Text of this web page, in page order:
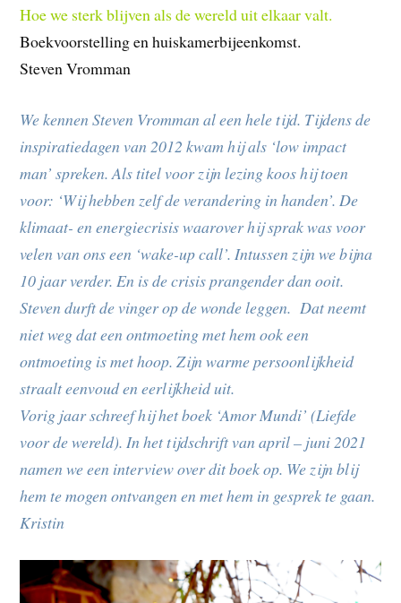
Hoe we sterk blijven als de wereld uit elkaar valt.
Boekvoorstelling en huiskamerbijeenkomst.
Steven Vromman
We kennen Steven Vromman al een hele tijd. Tijdens de
inspiratiedagen van 2012 kwam hij als ‘low impact
man’ spreken. Als titel voor zijn lezing koos hij toen
voor: ‘Wij hebben zelf de verandering in handen’. De
klimaat- en energiecrisis waarover hij sprak was voor
velen van ons een ‘wake-up call’.Intussen zijn we bijna
10 jaar verder. En is de crisis prangender dan ooit.
Steven durft de vinger op de wonde leggen. Dat neemt
niet weg dat een ontmoeting met hem ook een
ontmoeting is met hoop. Zijn warme persoonlijkheid
straalt eenvoud en eerlijkheid uit.
Vorig jaar schreef hij het boek ‘Amor Mundi’ (Liefde
voor de wereld). In het tijdschrift van april – juni 2021
namen we een interview over dit boek op. We zijn blij
hem te mogen ontvangen en met hem in gesprek te gaan.
Kristin